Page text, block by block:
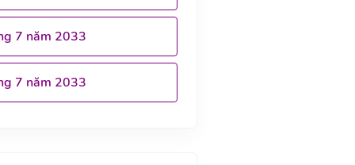
7 năm 2033
7 năm 2033